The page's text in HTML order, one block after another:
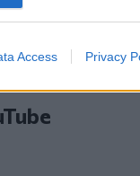
Access Privacy
Facebook